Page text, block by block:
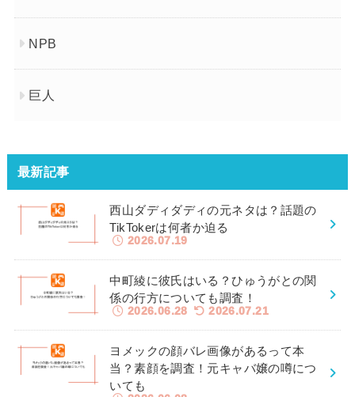
NPB
巨人
最新記事
西山ダディダディの元ネタは？話題の
TikTokerは何者か迫る
2026.07.19
中町綾に彼氏はいる？ひゅうがとの関
係の行方についても調査！
2026.06.28 2026.07.21
ヨメックの顔バレ画像があるって本
当？素顔を調査！元キャバ嬢の噂につ
いても